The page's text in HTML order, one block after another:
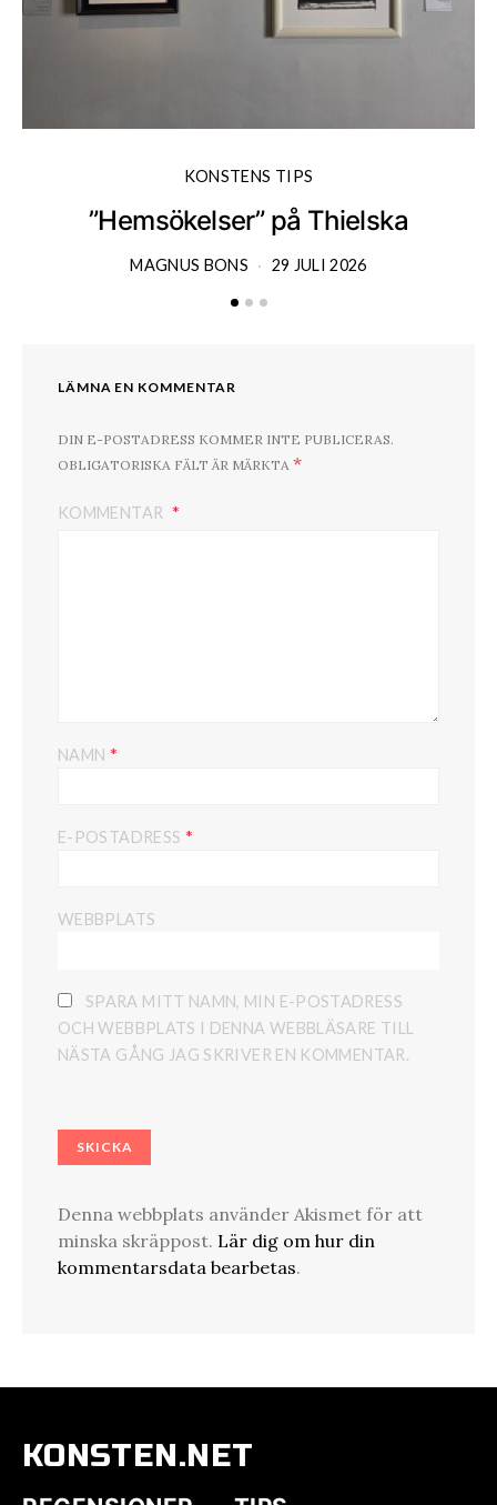
KONSTENS TIPS
”Hemsökelser” på Thielska
MAGNUS BONS 29 JULI 2026
LÄMNA EN KOMMENTAR
DIN E-POSTADRESS KOMMER INTE PUBLICERAS.
OBLIGATORISKA FÄLT ÄR MÄRKTA *
KOMMENTAR
NAMN *
E-POSTADRESS *
WEBBPLATS
SPARA MITT NAMN, MIN E-POSTADRESS
OCH WEBBPLATS I DENNA WEBBLÄSARE TILL
NÄSTA GÅNG JAG SKRIVER EN KOMMENTAR.
Denna webbplats använder Akismet för att
minska skräppost. Lär dig om hur din
kommentarsdata bearbetas.
KONSTEN.NET